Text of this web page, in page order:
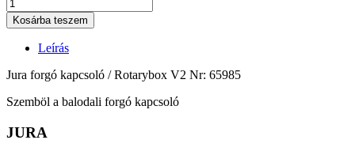
Kosárba teszem
Leírás
Jura forgó kapcsoló / Rotarybox V2 Nr: 65985
Szemböl a balodali forgó kapcsoló
JURA